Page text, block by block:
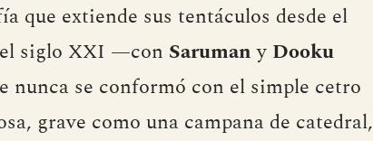
que extiende sus tentáculos desde el
siglo XXI —con Sarumany Dooku
se conformó con el simple cetro
grave como una campana de catedral,